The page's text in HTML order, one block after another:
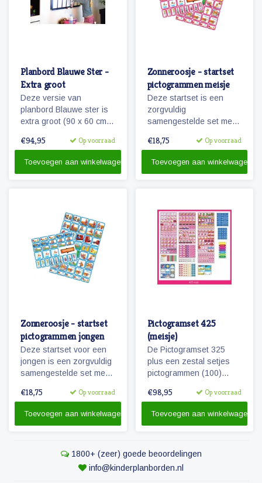
Planbord Blauwe Ster -
Extra groot
Deze versie van
planbord Blauwe ster is
extra groot (90 x 60 cm)
familieplanbord. Het bord
week, is beschrijfbaar
€94,95 Op voorraad
Toevoegen aan winkelwagen
Zonneroosje - startset
pictogrammen meisje
Deze startset is een
zorgvuldig
samengestelde set met
pictogrammen voor een
dagen planning.
€18,75 Op voorraad
Toevoegen aan winkelwagen
Zonneroosje - startset
pictogrammen jongen
Deze startset voor een
jongen is een zorgvuldig
samengestelde set met
pictogrammen voor
€18,75 Op voorraad
Toevoegen aan winkelwagen
Pictogramset 425
(meisje)
De Pictogramset 325
plus een zestal setjes
pictogrammen (100)
maanden, dagen van de
belonen.
€98,95 Op voorraad
Toevoegen aan winkelwagen
1800+ (zeer) goede beoordelingen
info@kinderplanborden.nl